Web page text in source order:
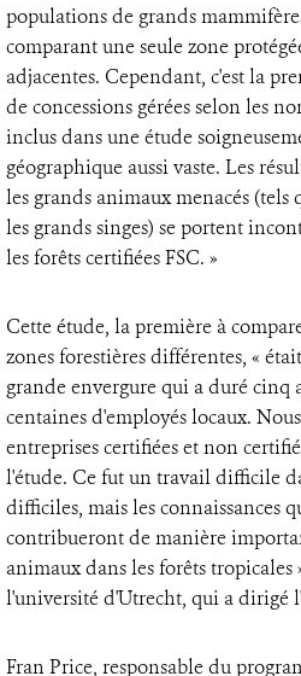
populations de grands
comparant une seule zone
adjacentes. Cependant, c'est la
de concessions gérées selon les
inclus dans une étude
géographique aussi vaste. Les
les grands animaux menacés (tels
les grands singes) se portent
les forêts certifiées FSC. »
Cette étude, la première à
zones forestières différentes, «
grande envergure qui a duré cinq
centaines d'employés locaux.
entreprises certifiées et non
l'étude. Ce fut un travail difficile
difficiles, mais les connaissances
contribueront de manière
animaux dans les forêts tropicales
l'université d'Utrecht, qui a dirigé
Fran Price, responsable du